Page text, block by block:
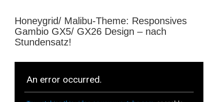
Honeygrid/ Malibu-Theme: Responsives
Gambio GX5/ GX26 Design – nach
Stundensatz!